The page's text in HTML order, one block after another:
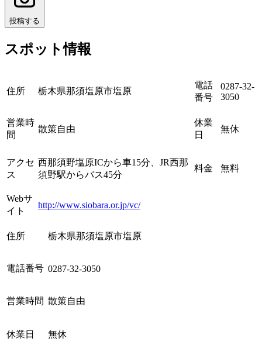
投稿する
スポット情報
住所 栃木県那須塩原市塩原
電話
番号
0287-32-
3050
営業時
間
散策自由
休業
日
無休
アクセ
ス
西那須野塩原ICから車15分、JR西那
須野駅からバス45分
料金 無料
Webサ
イト
http://www.siobara.or.jp/vc/
住所 栃木県那須塩原市塩原
電話番号 0287-32-3050
営業時間 散策自由
休業日 無休